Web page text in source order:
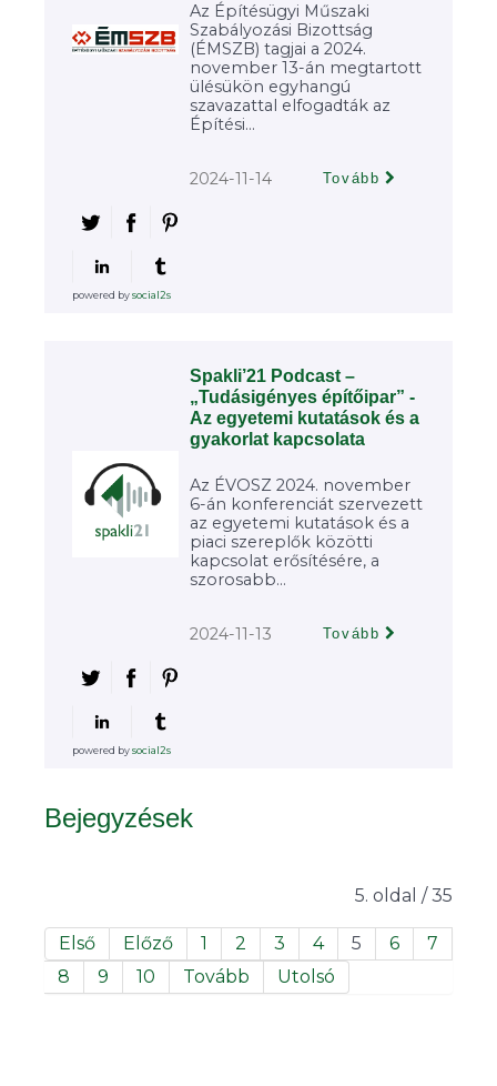
Az Építésügyi Műszaki
Szabályozási Bizottság
(ÉMSZB) tagjai a 2024.
november 13-án megtartott
ülésükön egyhangú
szavazattal elfogadták az
Építési...
2024-11-14 Tovább
powered bysocial2s
Spakli’21 Podcast –
„Tudásigényes építőipar” -
Az egyetemi kutatások és a
gyakorlat kapcsolata
Az ÉVOSZ 2024. november
6-án konferenciát szervezett
az egyetemi kutatások és a
piaci szereplők közötti
kapcsolat erősítésére, a
szorosabb...
2024-11-13 Tovább
powered bysocial2s
Bejegyzések
5. oldal / 35
Első Előző 1 2 3 4 5 6
7
8
9 10 Tovább Utolsó